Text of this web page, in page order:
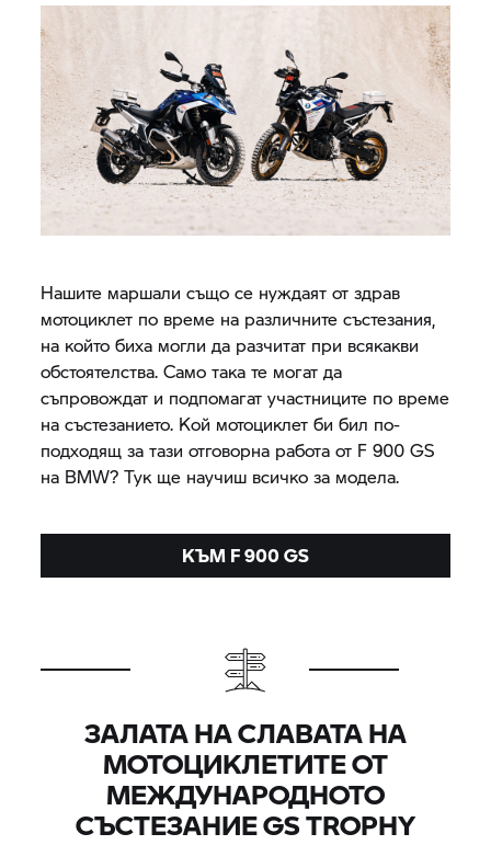
Нашите маршали също се нуждаят от здрав
мотоциклет по време на различните състезания,
на който биха могли да разчитат при всякакви
обстоятелства. Само така те могат да
съпровождат и подпомагат участниците по време
на състезанието. Кой мотоциклет би бил по-
подходящ за тази отговорна работа от F 900 GS
на BMW? Тук ще научиш всичко за модела.
КЪМ F 900 GS
ЗАЛАТА НА СЛАВАТА НА
МОТОЦИКЛЕТИТЕ ОТ
МЕЖДУНАРОДНОТО
СЪСТЕЗАНИЕGS TROPHY